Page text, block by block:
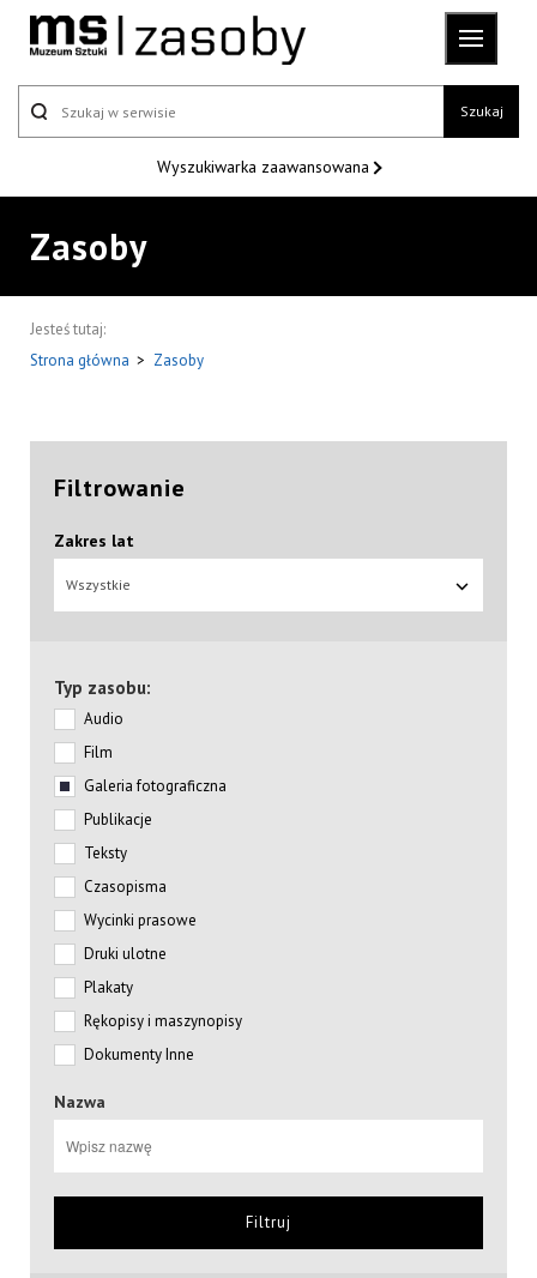
Szukaj
Wyszukiwarka zaawansowana
Zasoby
Jesteś tutaj:
Strona główna > Zasoby
Filtrowanie
Zakres lat
Wszystkie
Typ zasobu:
Audio
Film
Galeria fotograficzna
Publikacje
Teksty
Czasopisma
Wycinki prasowe
Druki ulotne
Plakaty
Rękopisy i maszynopisy
Dokumenty Inne
Nazwa
Filtruj